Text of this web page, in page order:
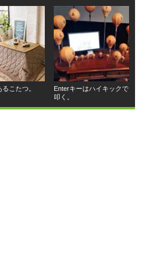
こたつ。
Enterキーはハイキックで
叩く。